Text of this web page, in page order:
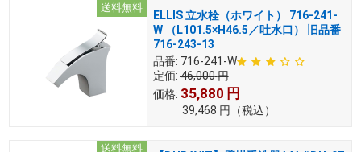
送料無料
ELLIS 立水栓（ホワイト） 716-241-
W （L101.5×H46.5／吐水口） 旧品番
716-243-13
品番: 716-241-W
定価: 46,000円
価格: 35,880 円
39,468 円 （税込）
送料無料